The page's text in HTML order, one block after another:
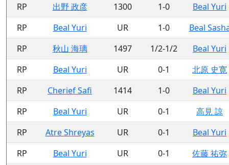
RP
出野 政彦 1300 1-0
Beal Yuri
RP
Beal Yuri UR 1-0
Beal
RP
秋山 海璃 1497 1/2-1/2
Beal Yuri
RP
Beal Yuri UR 0-1
北原 史寛
RP
Cherief Safi 1414 1-0
Beal Yuri
RP
Beal Yuri UR 0-1
高見 諒
RP
Atre Shreyas UR 0-1
Beal Yuri
RP
Beal Yuri UR 0-1
佐藤 祐弥